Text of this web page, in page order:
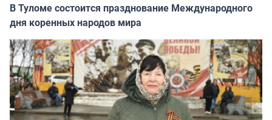
В Туломе состоится празднование Международного
дня коренных народов мира